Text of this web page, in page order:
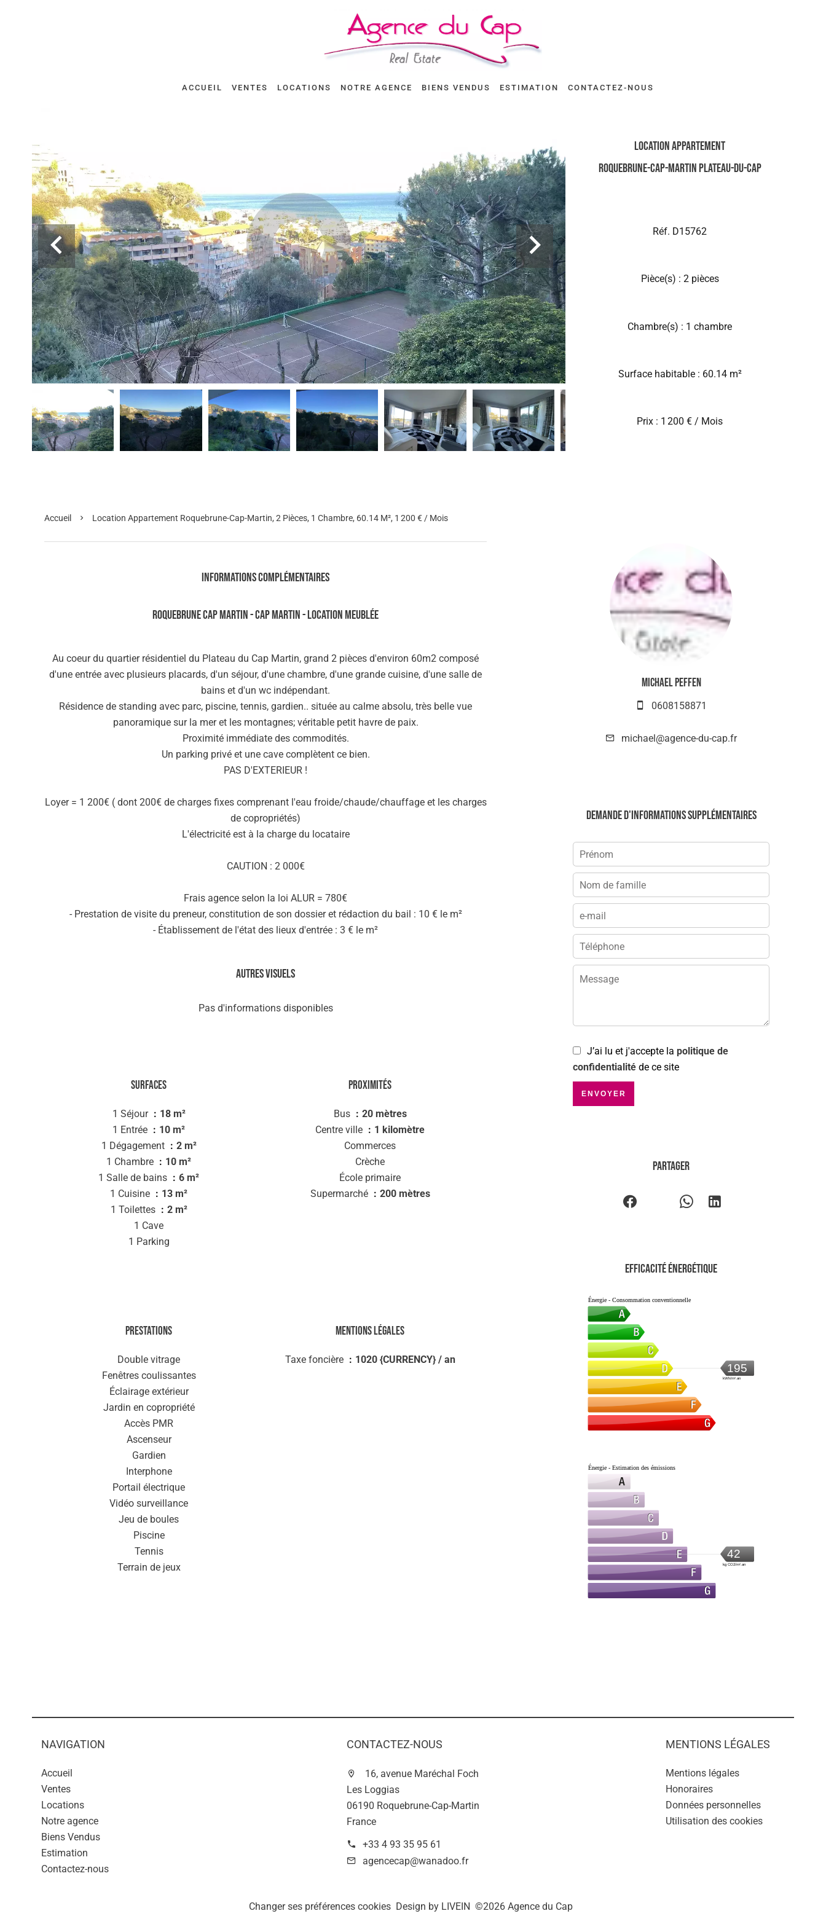
ACCUEIL VENTES LOCATIONS NOTRE AGENCE BIENS VENDUS ESTIMATION CONTACTEZ-NOUS
Location Appartement
Roquebrune-Cap-Martin Plateau-du-Cap
Réf. D15762
Pièce(s) : 2 pièces
Chambre(s) : 1 chambre
Surface habitable : 60.14 m²
Prix : 1 200 € / Mois
Accueil Location Appartement Roquebrune-Cap-Martin, 2 Pièces, 1 Chambre, 60.14 M², 1 200 € / Mois
Informations complémentaires
Roquebrune Cap Martin - CAP MARTIN - Location Meublée
Au coeur du quartier résidentiel du Plateau du Cap Martin, grand 2 pièces d'environ 60m2 composé
d'une entrée avec plusieurs placards, d'un séjour, d'une chambre, d'une grande cuisine, d'une salle de
bains et d'un wc indépendant.
Résidence de standing avec parc, piscine, tennis, gardien.. située au calme absolu, très belle vue
panoramique sur la mer et les montagnes; véritable petit havre de paix.
Proximité immédiate des commodités.
Un parking privé et une cave complètent ce bien.
PAS D'EXTERIEUR !
Loyer = 1 200€ ( dont 200€ de charges fixes comprenant l'eau froide/chaude/chauffage et les charges
de copropriétés)
L'électricité est à la charge du locataire
CAUTION : 2 000€
Frais agence selon la loi ALUR = 780€
- Prestation de visite du preneur, constitution de son dossier et rédaction du bail : 10 € le m²
- Établissement de l'état des lieux d'entrée : 3 € le m²
Autres visuels
Pas d'informations disponibles
Surfaces
1 Séjour
18 m²
1 Entrée
10 m²
1 Dégagement
2 m²
1 Chambre
10 m²
1 Salle de bains
6 m²
1 Cuisine
13 m²
1 Toilettes
2 m²
1 Cave
1 Parking
Proximités
Bus
20 mètres
Centre ville
1 kilomètre
Commerces
Crèche
École primaire
Supermarché
200 mètres
Prestations
Double vitrage
Fenêtres coulissantes
Éclairage extérieur
Jardin en copropriété
Accès PMR
Ascenseur
Gardien
Interphone
Portail électrique
Vidéo surveillance
Jeu de boules
Piscine
Tennis
Terrain de jeux
Mentions légales
Taxe foncière 1020 {CURRENCY} / an
Michael PEFFEN
0608158871
michael@agence-du-cap.fr
Demande d'informations supplémentaires
J’ai lu et j'accepte la politique de
confidentialité de ce site
ENVOYER
Partager
Efficacité énergétique
Énergie - Consommation conventionnelle
195
kWh/m².an
Énergie - Estimation des émissions
42
kg CO2/m².an
NAVIGATION
Accueil
Ventes
Locations
Notre agence
Biens Vendus
Estimation
Contactez-nous
CONTACTEZ-NOUS
16, avenue Maréchal Foch
Les Loggias
06190 Roquebrune-Cap-Martin
France
+33 4 93 35 95 61
agencecap@wanadoo.fr
MENTIONS LÉGALES
Mentions légales
Honoraires
Données personnelles
Utilisation des cookies
Changer ses préférences cookies Design by LIVEIN ©2026 Agence du Cap